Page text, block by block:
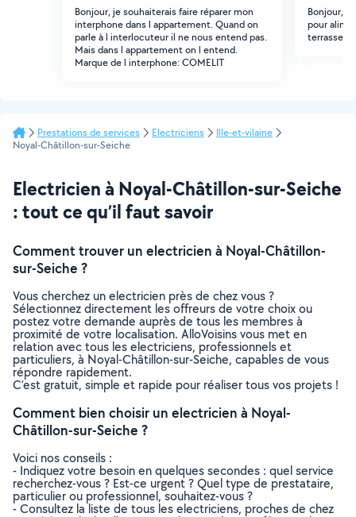
Bonjour, je souhaiterais faire réparer mon
interphone dans l appartement. Quand on
parle à l interlocuteur il ne nous entend pas.
Mais dans l appartement on l entend.
Marque de l interphone: COMELIT
Bonjour,
pour
terrasse
Prestations de services Electriciens
Ille-et-vilaine
Noyal-Châtillon-sur-Seiche
Electricien à Noyal-Châtillon-sur-Seiche
: tout ce qu’il faut savoir
Comment trouver un electricien à Noyal-Châtillon-
sur-Seiche ?
Vous cherchez un electricien près de chez vous ?
Sélectionnez directement les offreurs de votre choix ou
postez votre demande auprès de tous les membres à
proximité de votre localisation. AlloVoisins vous met en
relation avec tous les electriciens, professionnels et
particuliers, à Noyal-Châtillon-sur-Seiche, capables de vous
répondre rapidement.
C’est gratuit, simple et rapide pour réaliser tous vos projets !
Comment bien choisir un electricien à Noyal-
Châtillon-sur-Seiche ?
Voici nos conseils :
- Indiquez votre besoin en quelques secondes : quel service
recherchez-vous ? Est-ce urgent ? Quel type de prestataire,
particulier ou professionnel, souhaitez-vous ?
- Consultez la liste de tous les electriciens, proches de chez